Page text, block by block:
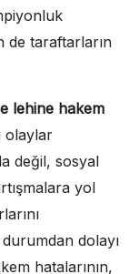
de taraftarların
lehine hakem
olaylar
değil, sosyal
yol
dolayı
hatalarının,